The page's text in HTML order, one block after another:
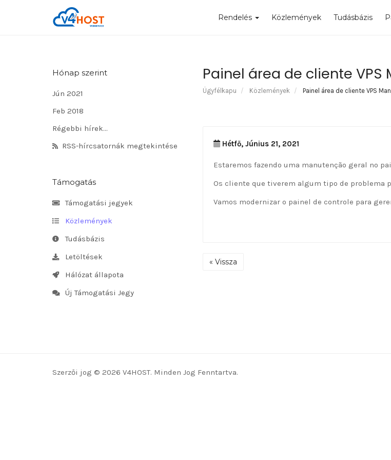
Rendelés Közlemények Tudásbázis
Painel área de cliente
Ügyfélkapu Közlemények Painel área de cliente VPS
Hónap szerint
Jún 2021
Feb 2018
Régebbi hírek...
RSS-hírcsatornák megtekintése
Támogatás
Támogatási jegyek
Közlemények
Tudásbázis
Letöltések
Hálózat állapota
Új Támogatási Jegy
Hétfő, Június 21, 2021
Estaremos fazendo uma manutenção geral no
Os cliente que tiverem algum tipo de problema
Vamos modernizar o painel de controle para
« Vissza
Szerzői jog © 2026 V4HOST. Minden Jog Fenntartva.